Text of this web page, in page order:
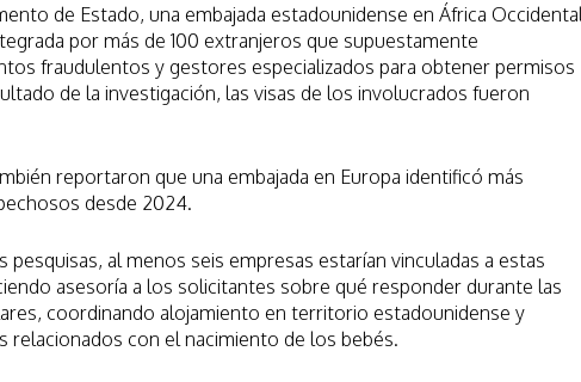
de Estado, una embajada estadounidense en África Occidental
por más de 100 extranjeros que supuestamente
fraudulentos y gestores especializados para obtener permisos
de la investigación, las visas de los involucrados fueron
reportaron que una embajada en Europa identificó más
desde 2024.
pesquisas, al menos seis empresas estarían vinculadas a estas
asesoría a los solicitantes sobre qué responder durante las
coordinando alojamiento en territorio estadounidense y
relacionados con el nacimiento de los bebés.